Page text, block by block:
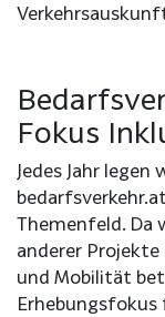
Fokus
Jedes Jahr
Themenfeld. Da
anderer
und Mobilität